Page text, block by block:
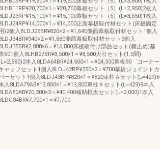
＝¥20,700幕板セット（5）(L=2,950)2枚入
＝¥15,100幕板セット（6）(L=3,650)1枚入
＝¥14,000正面幕板取付材セット(床板固定
)2個入8LDJ28BR¥820×2＝¥1,640側面幕板取付材セット1個入
＝¥1,880側面幕板取付材セット3個入
＝¥16,800床板取付け部品セット(横止め)基
601個入8LHB27BR¥8,500×1＝¥8,500大引セット(1.5間)
本入8LDA64BR¥24,500×1＝¥24,500幕板90゜コーナー
ャップセット1個入8LDJ42RP¥350×2＝¥700幕板ジョイントカ
ーセット1個入8LDJ43RP¥820×1＝¥820束柱Ａセット(L=429)6
入8LDA79AB¥13,800×1＝¥13,800束柱Ａセット(L=429)9本入
＝¥40,400補助根太セット(L=2,000)1本入
＝¥7,700